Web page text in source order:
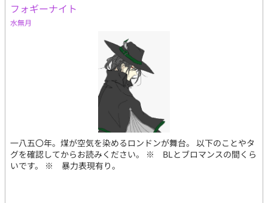
フォギーナイト
水無月
一八五〇年。煤が空気を染めるロンドンが舞台。 以下のことやタ
グを確認してからお読みください。 ※ BLとブロマンスの間くら
いです。 ※ 暴力表現有り。